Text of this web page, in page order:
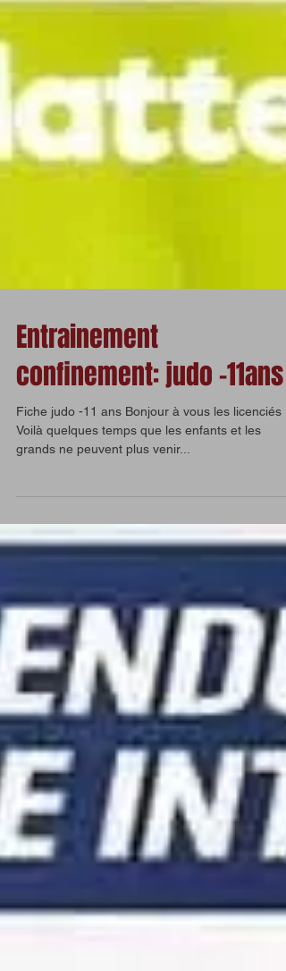
Entrainement
confinement: judo -11ans
Fiche judo -11 ans Bonjour à vous les licenciés
Voilà quelques temps que les enfants et les